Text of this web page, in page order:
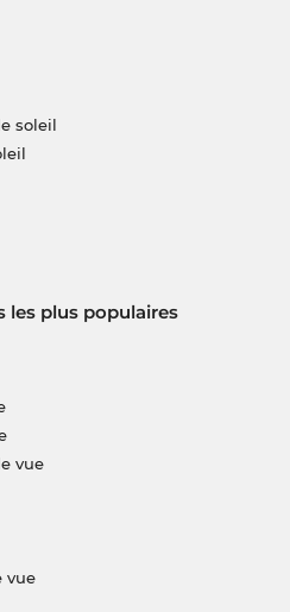
soleil
les plus populaires
vue
vue